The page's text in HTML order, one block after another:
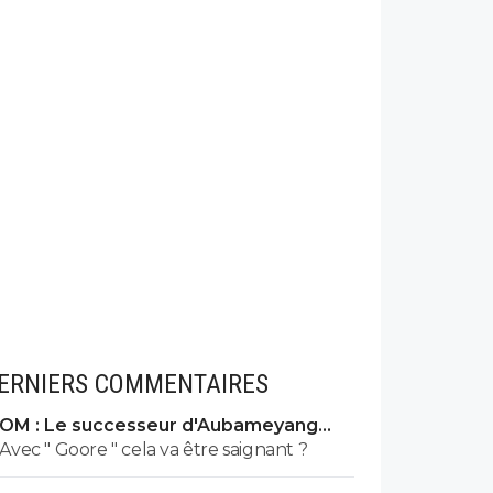
COMMENTAIRES
OM : Le successeur d'Aubameyang
déniché en BelgiqueAvec " Goore " cela va être saignant ?